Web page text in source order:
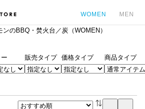
WOMEN MEN
のBBQ・焚火台／炭（WOMEN）
販売タイプ 価格タイプ 商品タイプ